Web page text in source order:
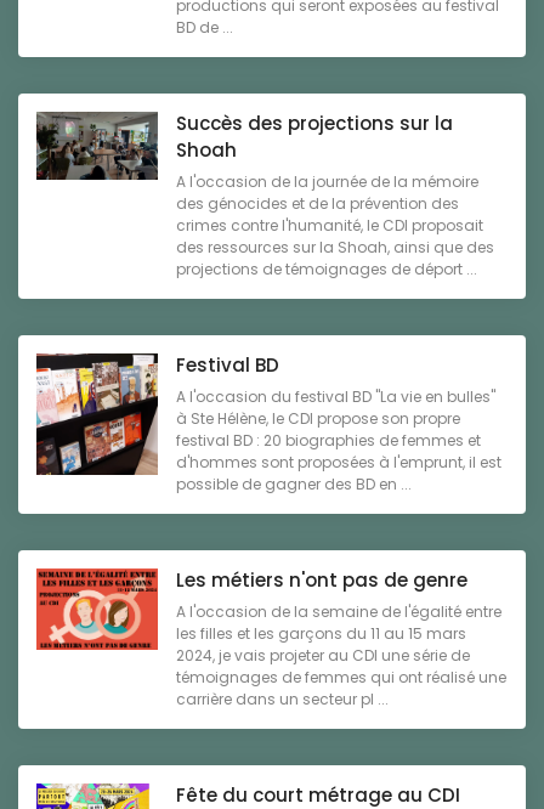
productions qui seront exposées au festival
BD de ...
Succès des projections sur la
Shoah
A l'occasion de la journée de la mémoire
des génocides et de la prévention des
crimes contre l'humanité, le CDI proposait
des ressources sur la Shoah, ainsi que des
projections de témoignages de déport ...
Festival BD
A l'occasion du festival BD "La vie en bulles"
à Ste Hélène, le CDI propose son propre
festival BD : 20 biographies de femmes et
d'hommes sont proposées à l'emprunt, il est
possible de gagner des BD en ...
Les métiers n'ont pas de genre
A l'occasion de la semaine de l'égalité entre
les filles et les garçons du 11 au 15 mars
2024, je vais projeter au CDI une série de
témoignages de femmes qui ont réalisé une
carrière dans un secteur pl ...
Fête du court métrage au CDI